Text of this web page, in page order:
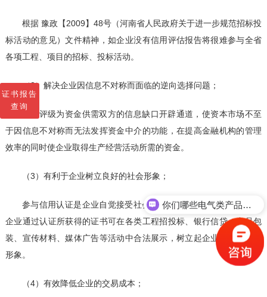
根据 豫政【2009】48号（河南省人民政府关于进一步规范招标投
标活动的意见）文件精神，如企业没有信用评估报告将很难参与全省
各项工程、项目的招标、投标活动。
（2）解决企业因信息不对称而面临的逆向选择问题；
信用评级为资金供需双方的信息缺口开辟通道，使资本市场不至
于因信息不对称而无法发挥资金中介的功能，在提高金融机构的管理
效率的同时使企业取得生产经营活动所需的资金。
（3）有利于企业树立良好的社会形象；
参与信用认证是企业自觉接受社会监督，勇于承担责任的承诺。
企业通过认证所获得的证书可在各类工程招投标、银行信贷、产品包
装、宣传材料、媒体广告等活动中合法展示，树立起企业良好的社会
形象。
（4）有效降低企业的交易成本；
证书报告
查询